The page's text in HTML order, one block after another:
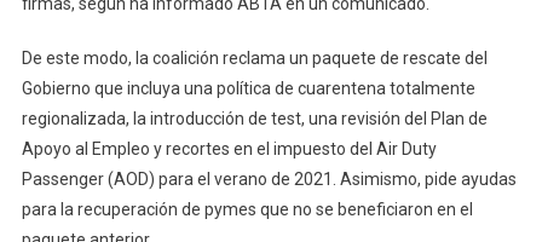
firmas, según ha informado ABTA en un comunicado.
De este modo, la coalición reclama un paquete de rescate del
Gobierno que incluya una política de cuarentena totalmente
regionalizada, la introducción de test, una revisión del Plan de
Apoyo al Empleo y recortes en el impuesto del Air Duty
Passenger (AOD) para el verano de 2021. Asimismo, pide ayudas
para la recuperación de pymes que no se beneficiaron en el